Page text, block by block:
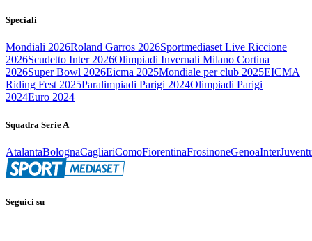
Speciali
Mondiali 2026Roland Garros 2026Sportmediaset Live Riccione
2026Scudetto Inter 2026Olimpiadi Invernali Milano Cortina
2026Super Bowl 2026Eicma 2025Mondiale per club 2025EICMA
Riding Fest 2025Paralimpiadi Parigi 2024Olimpiadi Parigi
2024Euro 2024
Squadra Serie A
AtalantaBolognaCagliariComoFiorentinaFrosinoneGenoaInter
Seguici su